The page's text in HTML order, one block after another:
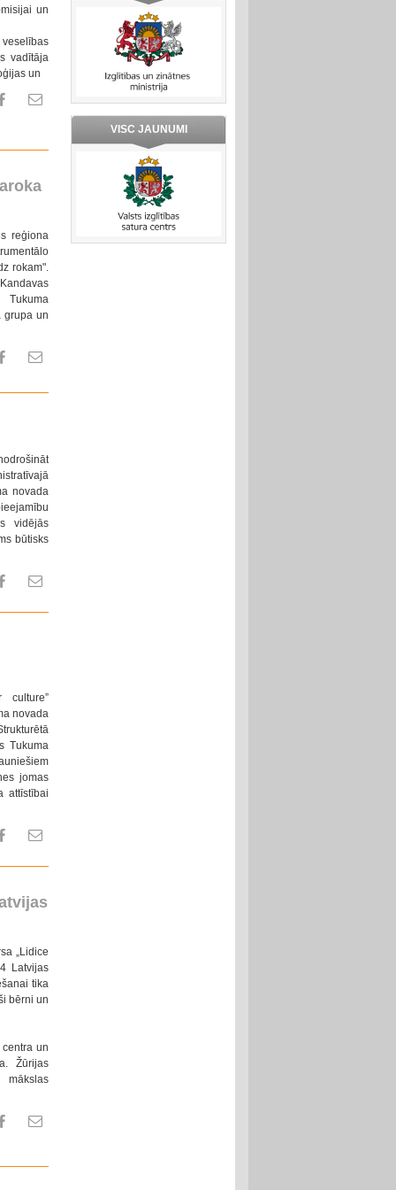
un
vadītāja
un
reģiona
rokam".
Tukuma
grupa un
novada
vidējās
būtisks
culture”
novada
Tukuma
jomas
attīstībai
„Lidice
Latvijas
tika
bērni un
un
Žūrijas
mākslas
VISC JAUNUMI